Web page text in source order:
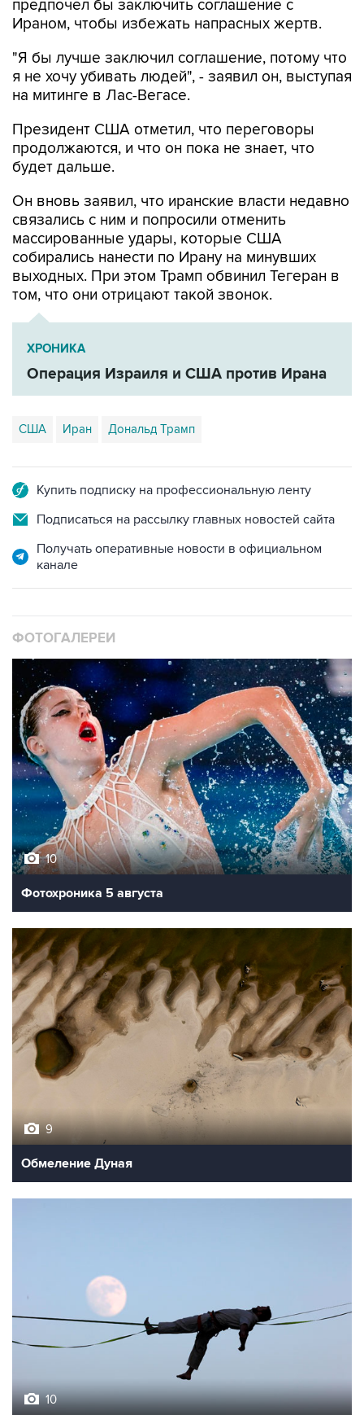
"Я бы лучше заключил соглашение, потому что
на митинге в Лас-Вегасе.
Президент США отметил, что переговоры
будет дальше.
Он вновь заявил, что иранские власти недавно
массированные удары, которые США
собирались нанести по Ирану на минувших
выходных. При этом Трамп обвинил Тегеран в
том, что они отрицают такой звонок.
ХРОНИКА
Операция Израиля и США против Ирана
США Иран Дональд Трамп
Подписаться на рассылку главных новостей сайта
Получать оперативные новости в официальном
канале
10
Фотохроника 5 августа
Обмеление Дуная
Лучшие фото недели